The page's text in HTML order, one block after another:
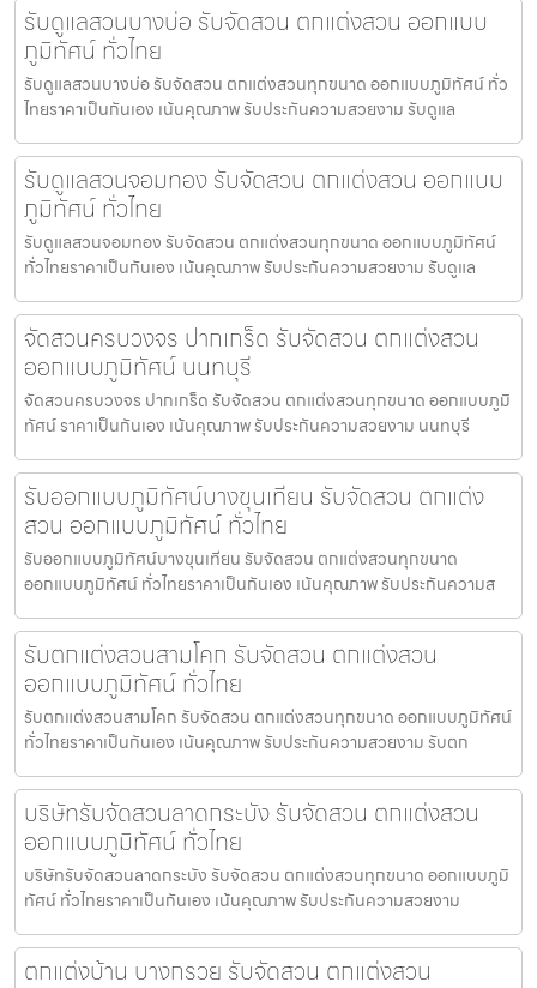
รับดูแลสวนบางบ่อ รับจัดสวน ตกแต่งสวน ออกแบบ
ภูมิทัศน์ ทั่วไทย
รับดูแลสวนบางบ่อ รับจัดสวน ตกแต่งสวนทุกขนาด ออกแบบภูมิทัศน์ ทั่ว
ไทยราคาเป็นกันเอง เน้นคุณภาพ รับประกันความสวยงาม รับดูแล
รับดูแลสวนจอมทอง รับจัดสวน ตกแต่งสวน ออกแบบ
ภูมิทัศน์ ทั่วไทย
รับดูแลสวนจอมทอง รับจัดสวน ตกแต่งสวนทุกขนาด ออกแบบภูมิทัศน์
ทั่วไทยราคาเป็นกันเอง เน้นคุณภาพ รับประกันความสวยงาม รับดูแล
จัดสวนครบวงจร ปากเกร็ด รับจัดสวน ตกแต่งสวน
ออกแบบภูมิทัศน์ นนทบุรี
จัดสวนครบวงจร ปากเกร็ด รับจัดสวน ตกแต่งสวนทุกขนาด ออกแบบภูมิ
ทัศน์ ราคาเป็นกันเอง เน้นคุณภาพ รับประกันความสวยงาม นนทบุรี
รับออกแบบภูมิทัศน์บางขุนเทียน รับจัดสวน ตกแต่ง
สวน ออกแบบภูมิทัศน์ ทั่วไทย
รับออกแบบภูมิทัศน์บางขุนเทียน รับจัดสวน ตกแต่งสวนทุกขนาด
ออกแบบภูมิทัศน์ ทั่วไทยราคาเป็นกันเอง เน้นคุณภาพ รับประกันความส
รับตกแต่งสวนสามโคก รับจัดสวน ตกแต่งสวน
ออกแบบภูมิทัศน์ ทั่วไทย
รับตกแต่งสวนสามโคก รับจัดสวน ตกแต่งสวนทุกขนาด ออกแบบภูมิทัศน์
ทั่วไทยราคาเป็นกันเอง เน้นคุณภาพ รับประกันความสวยงาม รับตก
บริษัทรับจัดสวนลาดกระบัง รับจัดสวน ตกแต่งสวน
ออกแบบภูมิทัศน์ ทั่วไทย
บริษัทรับจัดสวนลาดกระบัง รับจัดสวน ตกแต่งสวนทุกขนาด ออกแบบภูมิ
ทัศน์ ทั่วไทยราคาเป็นกันเอง เน้นคุณภาพ รับประกันความสวยงาม
ตกแต่งบ้าน บางกรวย รับจัดสวน ตกแต่งสวน